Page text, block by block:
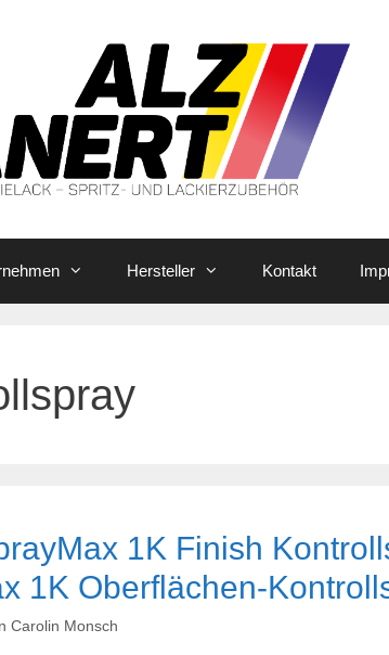
Hersteller Kontakt
1K Finish
1K Oberflächen-
Carolin Monsch